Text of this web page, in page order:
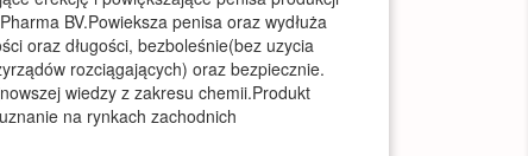
BV.Powieksza penisa oraz wydłuża
oraz długości, bezboleśnie(bez uzycia
rozciągających) oraz bezpiecznie.
wiedzy z zakresu chemii.Produkt
na rynkach zachodnich